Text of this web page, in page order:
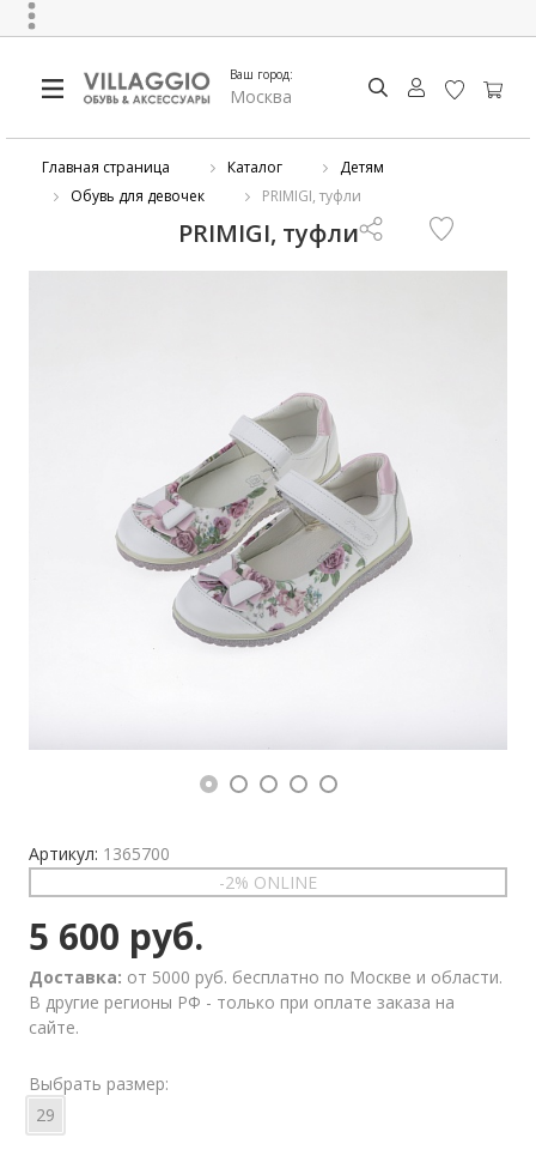
Ваш город:
Москва
Главная страница Каталог
Детям
Обувь для девочек
PRIMIGI, туфли
PRIMIGI, туфли
Артикул: 1365700
-2% ONLINE
5 600 руб.
Доставка: от 5000 руб. бесплатно по Москве и области.
В другие регионы РФ - только при оплате заказа на
сайте.
Выбрать размер:
29